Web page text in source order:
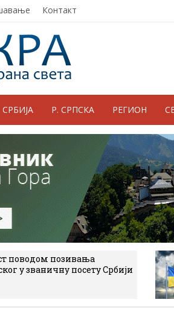
Контакт
СРБИЈА Р. СРПСКА РЕГИОН
поводом позивања
у званичну посету Србији